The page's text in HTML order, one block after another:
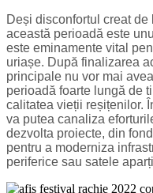
Deși disconfortul creat
această perioadă este
este eminamente vital
uriașe. După finalizarea
principale nu vor mai
perioadă foarte lungă de
calitatea vieții reșițenilor.
va putea canaliza
dezvolta proiecte, din
pentru a moderniza
periferice sau satele